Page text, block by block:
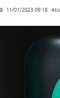
11/01/2023 09:18